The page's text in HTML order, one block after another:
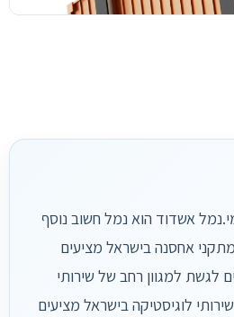
אשדוד הוא נמל חשוב נוסף
אחסנה בישראל מציעים
לגשת למגוון רחב של שירותי
לוגיסטיקה בישראל מציעים